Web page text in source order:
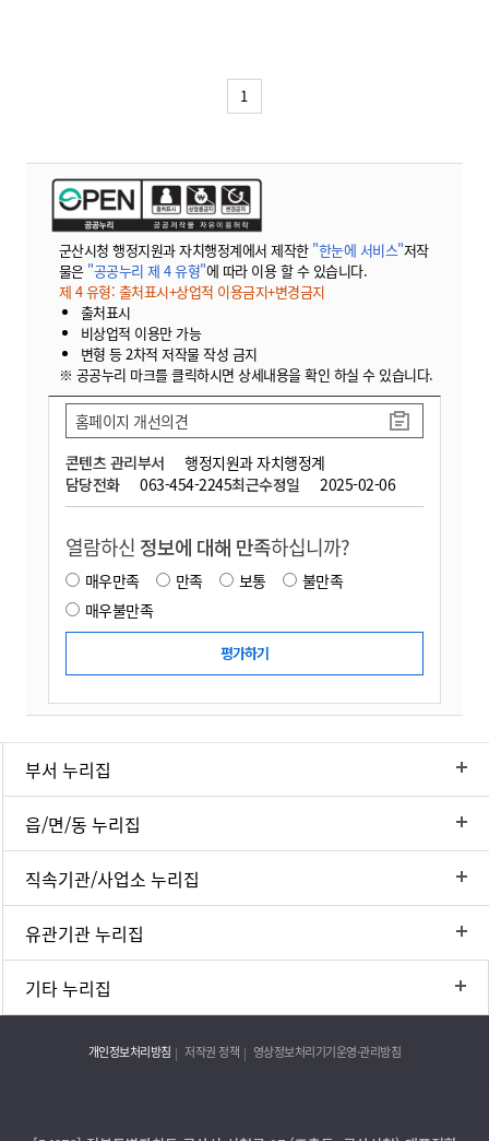
1
군산시청 행정지원과 자치행정계에서 제작한 "한눈에 서비스"저작
물은 "공공누리 제 4 유형"에 따라 이용 할 수 있습니다.
제 4 유형: 출처표시+상업적 이용금지+변경금지
출처표시
비상업적 이용만 가능
변형 등 2차적 저작물 작성 금지
※ 공공누리 마크를 클릭하시면 상세내용을 확인 하실 수 있습니다.
콘텐츠 관리부서
행정지원과 자치행정계
담당전화
063-454-2245최근수정일 2025-02-06
홈페이지 개선의견
열람하신 정보에 대해 만족하십니까?
매우만족 만족 보통
불만족
매우불만족
부서 누리집
읍/면/동 누리집
직속기관/사업소 누리집
유관기관 누리집
기타 누리집
개인정보처리방침 저작권 정책 영상정보처리기기운영·관리방침